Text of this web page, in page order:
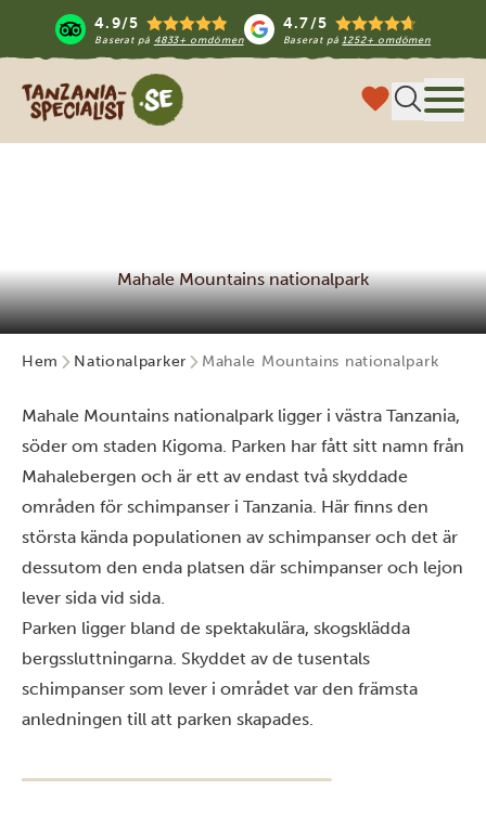
4.9/5
Baserat på 4833+ omdömen
4.7/5
Baserat på1252+ omdömen
Tanzania Specialist
Mahale Mountains nationalpark
Hem Nationalparker Mahale Mountains nationalpark
Mahale Mountains nationalpark ligger i västra Tanzania,
söder om staden Kigoma. Parken har fått sitt namn från
Mahalebergen och är ett av endast två skyddade
områden för schimpanser i Tanzania. Här finns den
största kända populationen av schimpanser och det är
dessutom den enda platsen där schimpanser och lejon
lever sida vid sida.
Parken ligger bland de spektakulära, skogsklädda
bergssluttningarna. Skyddet av de tusentals
schimpanser som lever i området var den främsta
anledningen till att parken skapades.